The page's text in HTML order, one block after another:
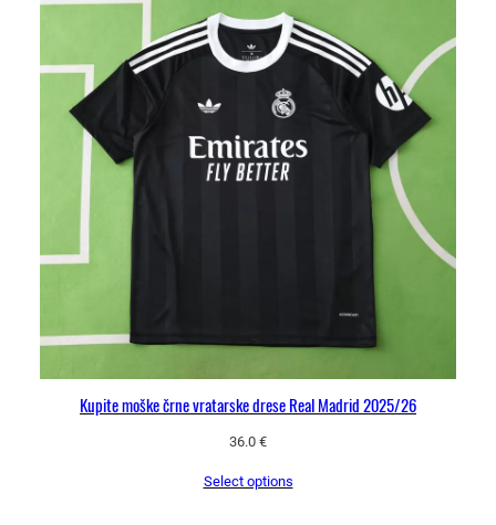
Kupite moške črne vratarske drese Real Madrid 2025/26
36.0 €
Select options